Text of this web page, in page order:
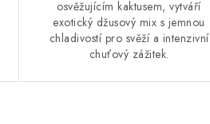
osvěžujícím kaktusem, vytváří
exotický džusový mix s jemnou
chladivostí pro svěží a intenzivní
chuťový zážitek.